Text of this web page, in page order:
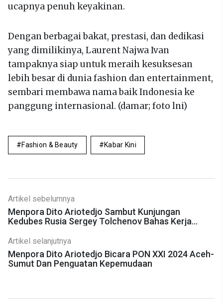
ucapnya penuh keyakinan.
Dengan berbagai bakat, prestasi, dan dedikasi
yang dimilikinya, Laurent Najwa Ivan
tampaknya siap untuk meraih kesuksesan
lebih besar di dunia fashion dan entertainment,
sembari membawa nama baik Indonesia ke
panggung internasional. (damar; foto lni)
Fashion & Beauty Kabar Kini
Artikel sebelumnya
Menpora Dito Ariotedjo Sambut Kunjungan
Kedubes Rusia Sergey Tolchenov Bahas Kerja
Artikel selanjutnya
Menpora Dito Ariotedjo Bicara PON XXI 2024 Aceh-
Sumut Dan Penguatan Kepemudaan